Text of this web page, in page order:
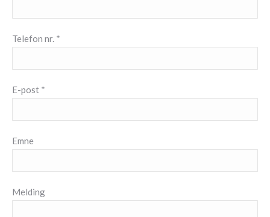
Telefon nr. *
E-post *
Emne
Melding